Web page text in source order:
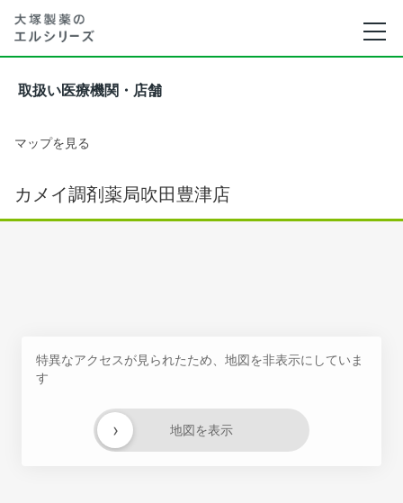
取扱い医療機関・店舗
マップを見る
カメイ調剤薬局吹田豊津店
特異なアクセスが見られたため、地図を非表示にしていま
す
地図を表示
›